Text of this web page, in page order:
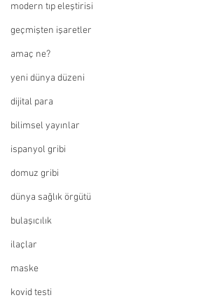
modern tıp eleştirisi
geçmişten işaretler
amaç ne?
yeni dünya düzeni
dijital para
bilimsel yayınlar
ispanyol gribi
domuz gribi
dünya sağlık örgütü
bulaşıcılık
ilaçlar
maske
kovid testi